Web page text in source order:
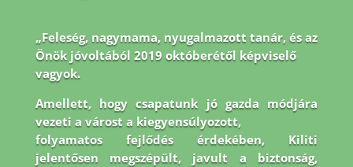
„Feleség, nagymama, nyugalmazott tanár, és az
Önök jóvoltából 2019 októberétől képviselő
vagyok.
Amellett, hogy csapatunk jó gazda módjára
vezeti a várost a kiegyensúlyozott,
folyamatos fejlődés érdekében, Kiliti
jelentősen megszépült, javult a biztonság,